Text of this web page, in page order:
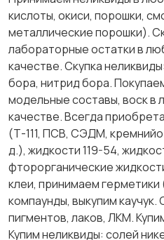
кислоты, окиси, порошки,
металлические порошки).
лабораторные остатки в
качестве. Скупка
бора, нитрид бора.
модельные составы, воск
качестве. Всегда
(Т-111, ПСВ, СЭДМ,
д.), жидкости 119-54,
фторорганические
клеи, принимаем
компаунды, выкупим каучук.
пигментов, лаков, ЛКМ.
Купим неликвиды: солей